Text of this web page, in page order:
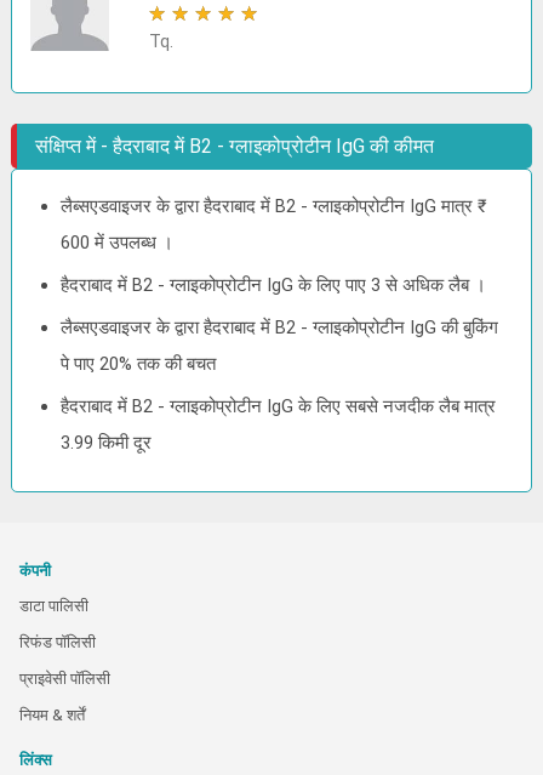
★ ★ ★ ★ ★
Tq.
संक्षिप्त में - हैदराबाद में B2 - ग्लाइकोप्रोटीन IgG की कीमत
लैब्सएडवाइजर के द्वारा हैदराबाद में B2 - ग्लाइकोप्रोटीन IgG मात्र ₹
600 में उपलब्ध ।
हैदराबाद में B2 - ग्लाइकोप्रोटीन IgG के लिए पाए 3 से अधिक लैब ।
लैब्सएडवाइजर के द्वारा हैदराबाद में B2 - ग्लाइकोप्रोटीन IgG की बुकिंग
पे पाए 20% तक की बचत
हैदराबाद में B2 - ग्लाइकोप्रोटीन IgG के लिए सबसे नजदीक लैब मात्र
3.99 किमी दूर
कंपनी
डाटा पालिसी
रिफंड पॉलिसी
प्राइवेसी पॉलिसी
नियम & शर्तें
लिंक्स